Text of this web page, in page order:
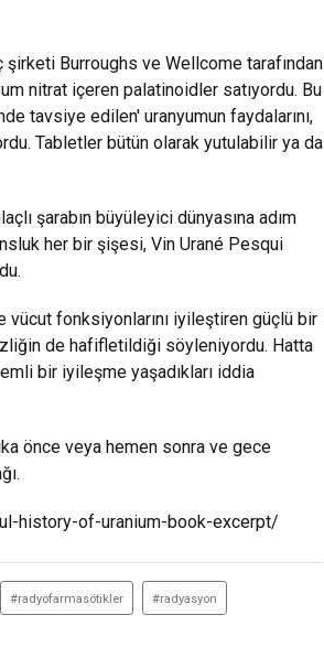
Burroughs ve Wellcome tarafından
nitrat içeren palatinoidler satıyordu. Bu
tavsiye edilen' uranyumun faydalarını,
Tabletler bütün olarak yutulabilir ya da
şarabın büyüleyici dünyasına adım
her bir şişesi, Vin Urané Pesqui
vücut fonksiyonlarını iyileştiren güçlü bir
de hafifletildiği söyleniyordu. Hatta
bir iyileşme yaşadıkları iddia
önce veya hemen sonra ve gece
history-of-uranium-book-excerpt/
#radyofarmasötikler #radyasyon